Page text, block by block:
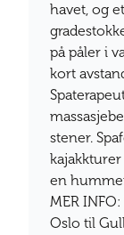
havet, og
på påler i
kort
stener.
en
MER
Oslo til